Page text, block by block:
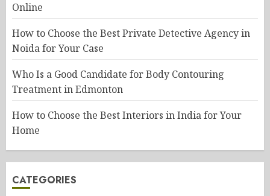
Online
How to Choose the Best Private Detective Agency in
Noida for Your Case
Who Is a Good Candidate for Body Contouring
Treatment in Edmonton
How to Choose the Best Interiors in India for Your
Home
CATEGORIES